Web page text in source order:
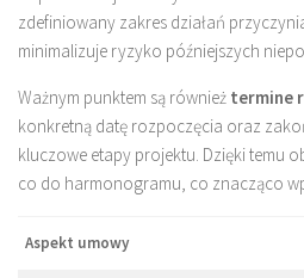
zdefiniowany zakres działań
minimalizuje ryzyko późniejszych
Ważnym punktem są również termine
konkretną datę rozpoczęcia oraz
kluczowe etapy projektu. Dzięki temu
co do harmonogramu, co znacząco
Aspekt umowy